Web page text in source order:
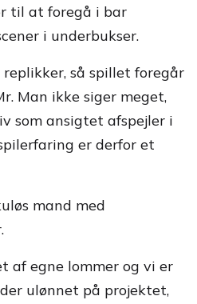
til at foregå i bar
i underbukser.
så spillet foregår
Man ikke siger meget,
som ansigtet afspejler i
er derfor et
mand med
af egne lommer og vi er
ulønnet på projektet,